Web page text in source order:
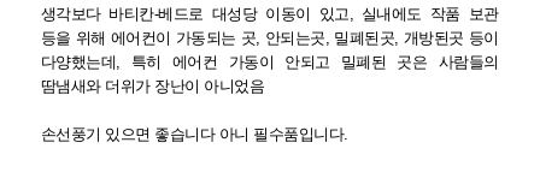
생각보다 바티칸-베드로 대성당 이동이 있고, 실내에도 작품 보관
등을 위해 에어컨이 가동되는 곳, 안되는곳, 밀폐된곳, 개방된곳 등이
다양했는데, 특히 에어컨 가동이 안되고 밀폐된 곳은 사람들의
땀냄새와 더위가 장난이 아니었음
손선풍기 있으면 좋습니다 아니 필수품입니다.